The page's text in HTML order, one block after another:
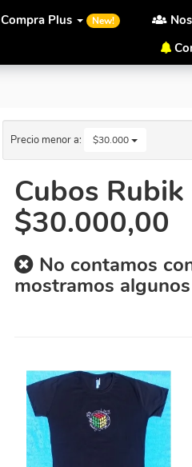
Compra Plus New!
Precio menor a: $30.000
Cubos
$30.000,00
No contamos
mostramos